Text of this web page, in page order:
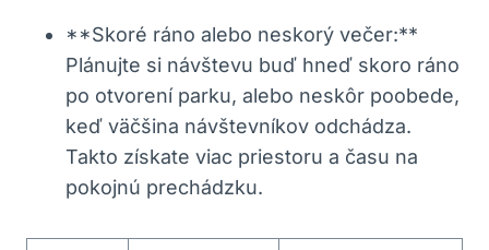
**Skoré ráno alebo neskorý večer:**
Plánujte si návštevu buď hneď skoro ráno
po otvorení parku, alebo neskôr poobede,
keď väčšina návštevníkov odchádza.
Takto získate viac priestoru a času na
pokojnú prechádzku.